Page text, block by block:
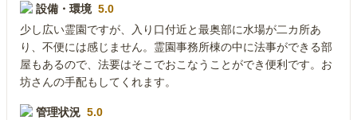
設備・環境 5.0
少し広い霊園ですが、入り口付近と最奥部に水場が二カ所あ
り、不便には感じません。霊園事務所棟の中に法事ができる部
屋もあるので、法要はそこでおこなうことができ便利です。お
坊さんの手配もしてくれます。
管理状況 5.0